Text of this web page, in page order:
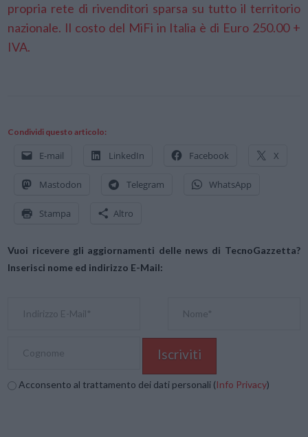
propria rete di rivenditori sparsa su tutto il territorio
nazionale. Il costo del MiFi in Italia è di Euro 250.00 +
IVA.
Condividi questo articolo:
E-mail LinkedIn Facebook X
Mastodon Telegram WhatsApp
Stampa Altro
Vuoi ricevere gli aggiornamenti delle news di TecnoGazzetta?
Inserisci nome ed indirizzo E-Mail:
Acconsento al trattamento dei dati personali (Info Privacy)